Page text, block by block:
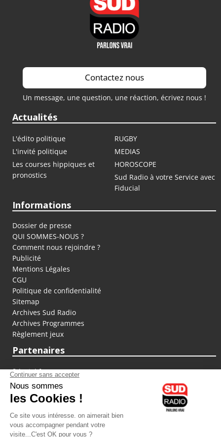
Contactez nous
Un message, une question, une réaction, écrivez nous !
Actualités
L'édito politique
RUGBY
L'invité politique
MEDIAS
Les courses hippiques et
pronostics
HOROSCOPE
Sud Radio à votre Service avec
Fiducial
Informations
Dossier de presse
QUI SOMMES-NOUS ?
Comment nous rejoindre ?
Publicité
Mentions Légales
CGU
Politique de confidentialité
Sitemap
Archives Sud Radio
Archives Programmes
Règlement jeux
Partenaires
fiducial.fr
lyoncapitale.fr
olympique-et-lyonnais.com
L'application Iphone / Android